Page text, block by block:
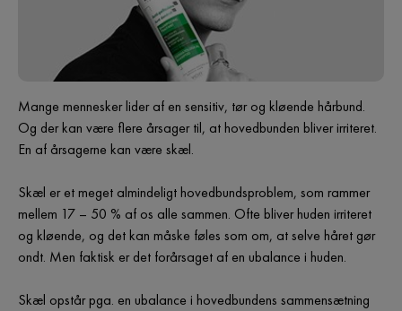
Mange mennesker lider af en sensitiv, tør og kløende hårbund.
Og der kan være flere årsager til, at hovedbunden bliver irriteret.
En af årsagerne kan være skæl.
Skæl er et meget almindeligt hovedbundsproblem, som rammer
mellem 17 – 50 % af os alle sammen. Ofte bliver huden irriteret
og kløende, og det kan måske føles som om, at selve håret gør
ondt. Men faktisk er det forårsaget af en ubalance i huden.
Skæl opstår pga. en ubalance i hovedbundens sammensætning